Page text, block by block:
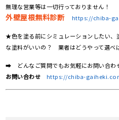
無理な営業等は一切行っておりません！
外壁屋根無料診断 https://chiba-
★色を塗る前にシミュレーションしたい
な塗料がいいの？ 業者はどうやって選べ
➡ どんなご質問でもお気軽にお問い合わ
お問い合わせ
https://chiba-